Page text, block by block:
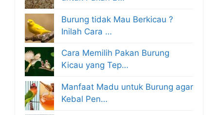
Burung tidak Mau Berkicau ?
Inilah Cara …
Cara Memilih Pakan Burung
Kicau yang Tep…
Manfaat Madu untuk Burung agar
Kebal Pen…